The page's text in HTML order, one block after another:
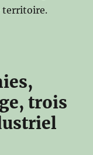
territoire.
trois